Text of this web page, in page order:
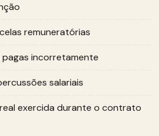
remuneratórias
incorretamente
salariais
exercida durante o contrato